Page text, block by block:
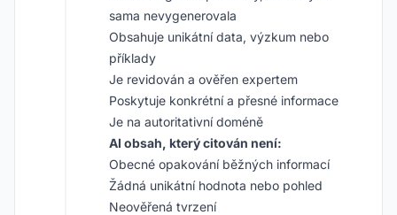
sama nevygenerovala
Obsahuje unikátní data, výzkum nebo
příklady
Je revidován a ověřen expertem
Poskytuje konkrétní a přesné informace
Je na autoritativní doméně
AI obsah, který citován není:
Obecné opakování běžných informací
Žádná unikátní hodnota nebo pohled
Neověřená tvrzení